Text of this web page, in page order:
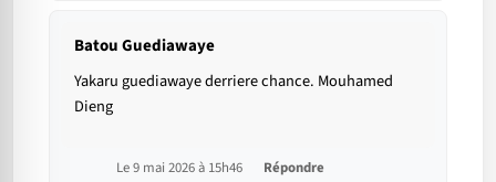
Batou Guediawaye
Yakaru guediawaye derriere chance. Mouhamed
Dieng
Le 9 mai 2026 à 15h46 Répondre